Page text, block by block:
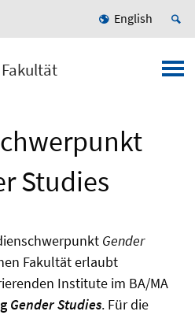
English
Studies
Gender
Fakultät erlaubt
Institute im BA/MA
Gender Studies. Für die